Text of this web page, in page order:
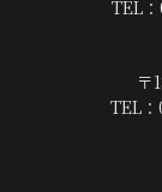
TEL：
〒
TEL：